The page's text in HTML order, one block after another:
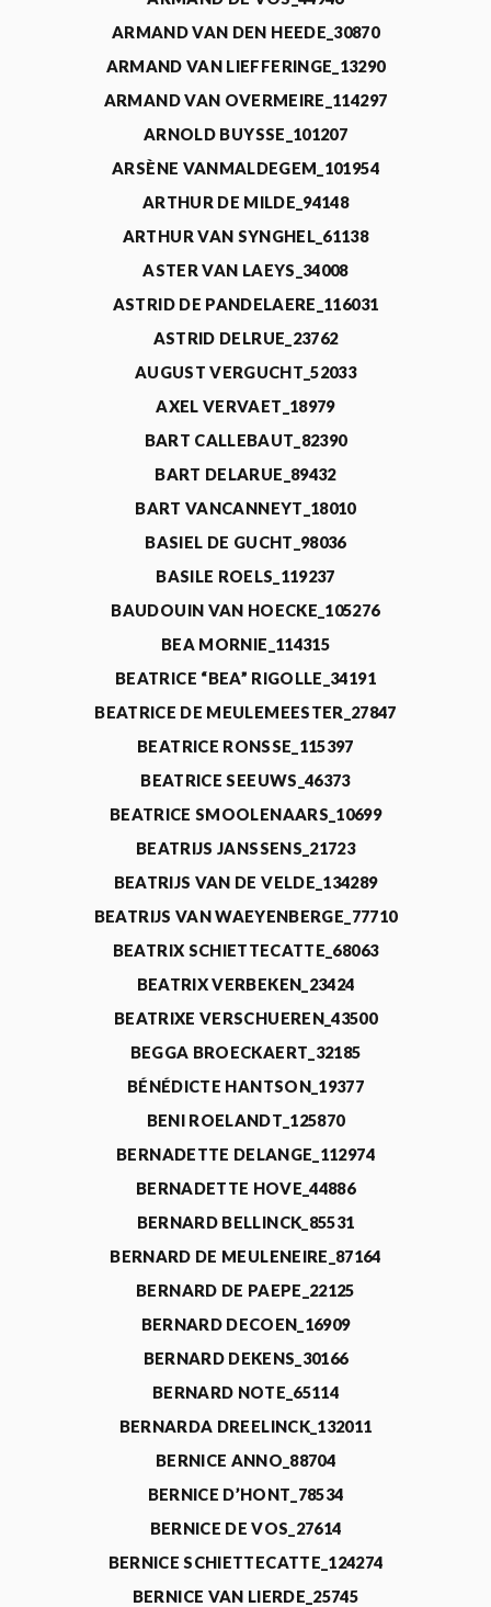
ARMAND VAN DEN HEEDE_30870
ARMAND VAN LIEFFERINGE_13290
ARMAND VAN OVERMEIRE_114297
ARNOLD BUYSSE_101207
ARSÈNE VANMALDEGEM_101954
ARTHUR DE MILDE_94148
ARTHUR VAN SYNGHEL_61138
ASTER VAN LAEYS_34008
ASTRID DE PANDELAERE_116031
ASTRID DELRUE_23762
AUGUST VERGUCHT_52033
AXEL VERVAET_18979
BART CALLEBAUT_82390
BART DELARUE_89432
BART VANCANNEYT_18010
BASIEL DE GUCHT_98036
BASILE ROELS_119237
BAUDOUIN VAN HOECKE_105276
BEA MORNIE_114315
BEATRICE “BEA” RIGOLLE_34191
BEATRICE DE MEULEMEESTER_27847
BEATRICE RONSSE_115397
BEATRICE SEEUWS_46373
BEATRICE SMOOLENAARS_10699
BEATRIJS JANSSENS_21723
BEATRIJS VAN DE VELDE_134289
BEATRIJS VAN WAEYENBERGE_77710
BEATRIX SCHIETTECATTE_68063
BEATRIX VERBEKEN_23424
BEATRIXE VERSCHUEREN_43500
BEGGA BROECKAERT_32185
BÉNÉDICTE HANTSON_19377
BENI ROELANDT_125870
BERNADETTE DELANGE_112974
BERNADETTE HOVE_44886
BERNARD BELLINCK_85531
BERNARD DE MEULENEIRE_87164
BERNARD DE PAEPE_22125
BERNARD DECOEN_16909
BERNARD DEKENS_30166
BERNARD NOTE_65114
BERNARDA DREELINCK_132011
BERNICE ANNO_88704
BERNICE D’HONT_78534
BERNICE DE VOS_27614
BERNICE SCHIETTECATTE_124274
BERNICE VAN LIERDE_25745